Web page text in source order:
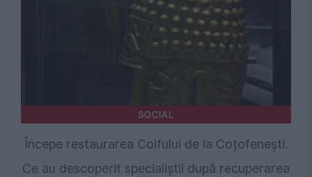
SOCIAL
Începe restaurarea Coifului de la Coțofenești.
Ce au descoperit specialiștii după recuperarea